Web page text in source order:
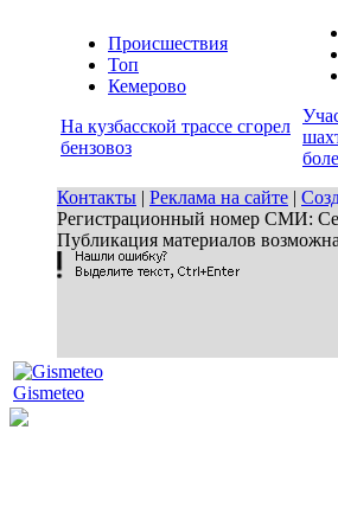
Происшествия
Топ
Кемерово
На кузбасской трассе сгорел
бензовоз
Контакты | Реклама на сайте |
Регистрационный номер СМИ:
Публикация материалов
Gismeteo